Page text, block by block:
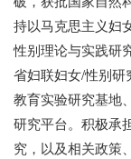
持以马克思主义妇
性别理论与实践研
省妇联妇女/性别
教育实验研究基地
研究平台。积极承
究，以及相关政策